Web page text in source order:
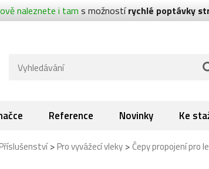
naleznete i tam s možnostírychlé poptávky
Reference Novinky Ke
>Pro vyvážecí vleky > Čepy propojení pro